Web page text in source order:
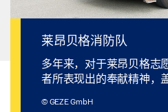
莱昂贝格消防队
多年来，对于莱昂贝格志
者所表现出的奉献精神，
© GEZE GmbH